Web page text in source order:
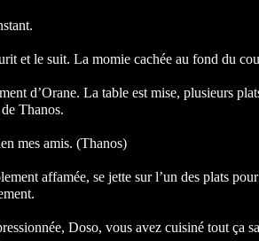
et le suit. La momie cachée au fond du
d’Orane. La table est mise, plusieurs
Thanos.
mes amis. (Thanos)
affamée, se jette sur l’un des plats
Doso, vous avez cuisiné tout ça